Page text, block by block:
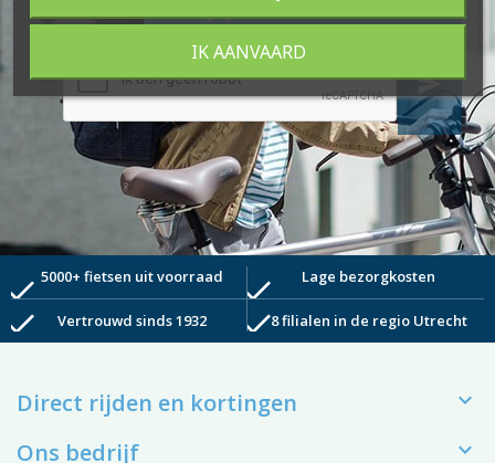
Schrijf je in voor de nieuwsbrief
send
check5000+ fietsen uit voorraad check Lage bezorgkosten
check Vertrouwd sinds 1932 check8 filialen in de regio Utrecht
Direct rijden en kortingen 
Ons bedrijf 
IK AANVAARD